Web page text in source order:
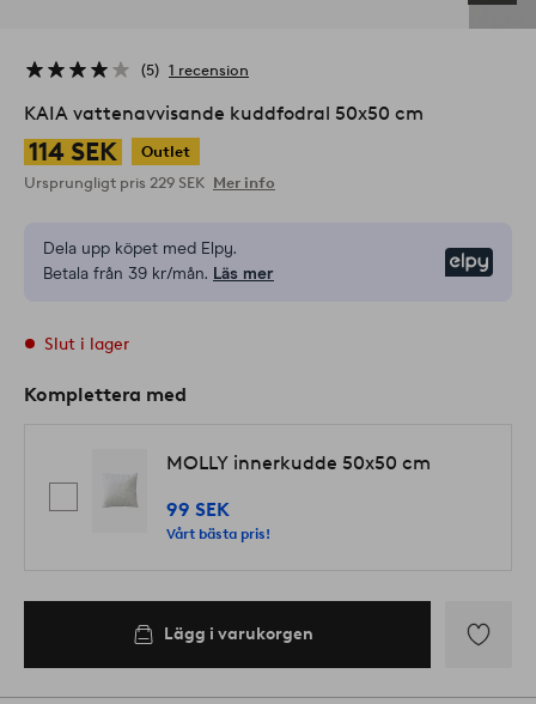
5 1 recension
KAIA vattenavvisande kuddfodral 50x50 cm
114 SEK
Outlet
Ursprungligt pris 229 SEK Mer info
Dela upp köpet med Elpy.
Betala från 39 kr/mån. Läs mer
Slut i lager
Komplettera med
MOLLY innerkudde 50x50 cm
99 SEK
Vårt bästa pris!
Lägg i varukorgen
till